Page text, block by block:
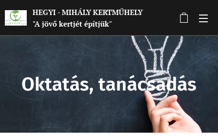
HEGYI - MIHÁLY KERTMŰHELY
"A jövő kertjét építjük"
Oktatás, tanácsadás